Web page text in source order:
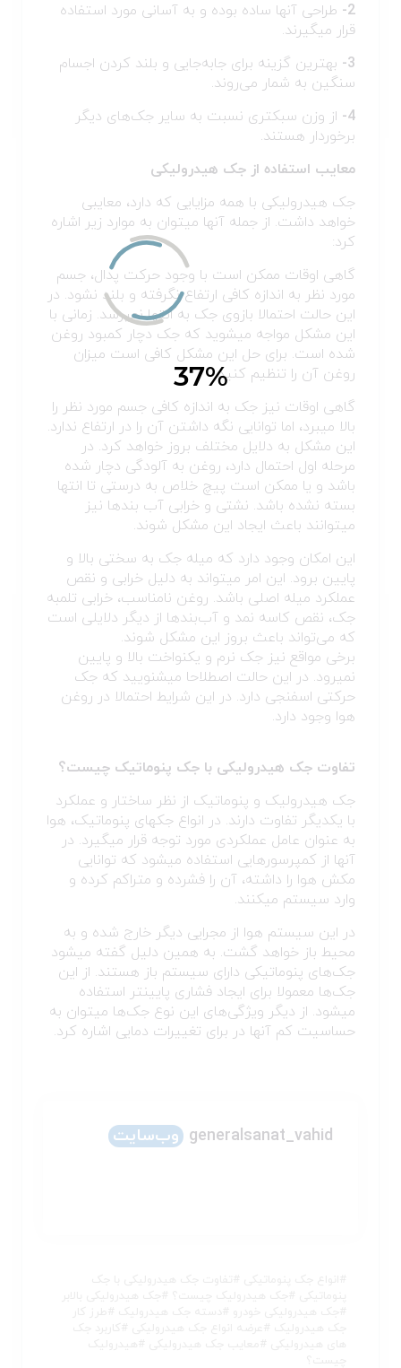
2- طراحی آنها ساده بوده و به آسانی مورد استفاده
قرار می‎گیرند.
3- بهترین گزینه برای جابه‌جایی و بلند کردن اجسام
سنگین به ‎شمار می‌روند.
4-
از وزن سبک‎تری نسبت به سایر جک‌های دیگر
برخوردار هستند.
معایب استفاده از جک هیدرولیکی
جک هیدرولیکی با همه مزایایی که دارد، معایبی
خواهد داشت. از جمله آنها می‎توان به موارد زیر اشاره
کرد:
گاهی اوقات ممکن است با وجود حرکت پدال، جسم
مورد نظر به اندازه کافی ارتفاع نگرفته و بلند نشود. در
این حالت احتمالا بازوی جک به انتها نمی‎رسد. زمانی با
این مشکل مواجه می‎شوید که جک دچار کمبود روغن
شده است. برای حل این مشکل کافی است میزان
روغن آن را تنظیم کنید.
گاهی اوقات نیز جک به اندازه کافی جسم مورد نظر را
بالا می‎برد، اما توانایی نگه داشتن آن را در ارتفاع ندارد.
این مشکل به دلایل مختلف بروز خواهد کرد. در
مرحله اول احتمال دارد، روغن به آلودگی دچار شده
باشد و یا ممکن است پیچ خلاص به درستی تا انتها
بسته نشده باشد. نشتی و خرابی آب بند‌ها نیز
می‎توانند باعث ایجاد این مشکل شوند.
این امکان وجود دارد که میله جک به سختی بالا و
پایین برود. این امر می‎تواند به دلیل خرابی و نقص
عملکرد میله اصلی باشد. روغن نامناسب، خرابی تلمبه
جک، نقص کاسه نمد و آب‌بندها از دیگر دلایلی است
که می‌تواند باعث بروز این مشکل شوند.
برخی مواقع نیز جک نرم و یکنواخت بالا و پایین
نمی‎رود. در این حالت اصطلاحا می‎شنویید که جک
حرکتی اسفنجی دارد. در این شرایط احتمالا در روغن
هوا وجود دارد.
تفاوت جک هیدرولیکی با جک پنوماتیک چیست؟
جک هیدرولیک و پنوماتیک از نظر ساختار و عملکرد
با یکدیگر تفاوت دارند. در انواع جک‎های پنوماتیک، هوا
به عنوان عامل عملکردی مورد توجه قرار می‎گیرد. در
آنها از کمپرسورهایی استفاده می‎شود که توانایی
مکش هوا را داشته، آن را فشرده و متراکم کرده و
وارد سیستم می‎کنند.
در این سیستم هوا از مجرایی دیگر خارج شده و به
محیط باز خواهد گشت. به همین دلیل گفته می‎شود
جک‌های پنوماتیکی دارای سیستم باز هستند. از این
جک‌ها معمولا برای ایجاد فشاری پایین‎تر استفاده
می‎شود. از دیگر ویژگی‌های این نوع جک‌ها می‎توان به
حساسیت کم آنها در برای تغییرات دمایی اشاره کرد.
generalsanat_vahid وب‌سایت